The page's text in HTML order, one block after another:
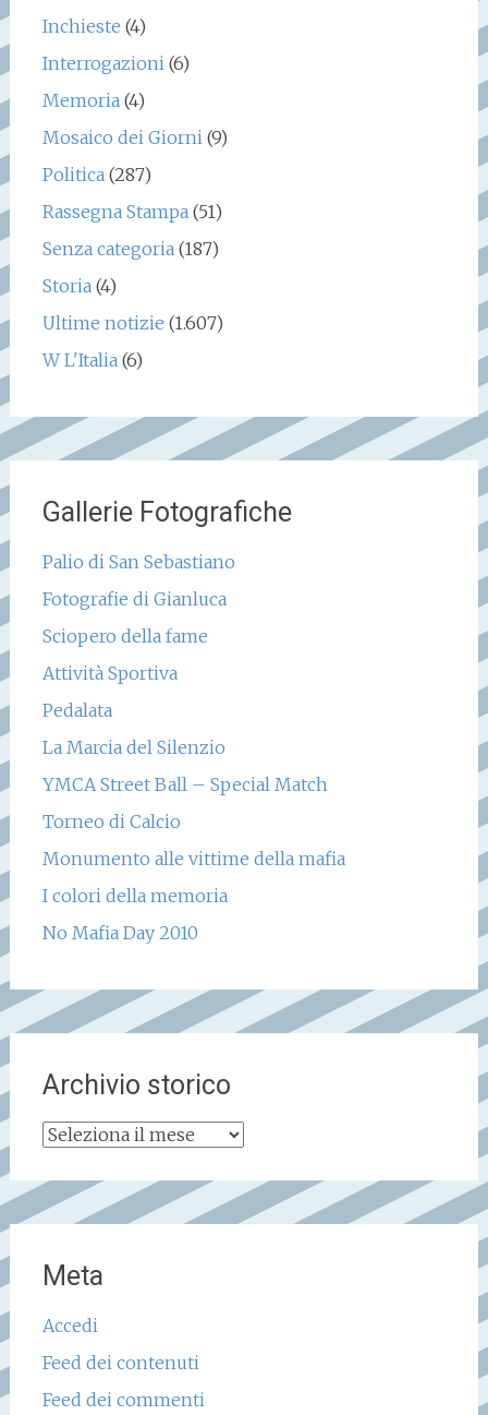
Inchieste (4)
Interrogazioni(6)
Memoria(4)
Mosaico dei Giorni(9)
Politica(287)
Rassegna Stampa(51)
Senza categoria(187)
Storia(4)
Ultime notizie (1.607)
W L'Italia(6)
Gallerie Fotografiche
Palio di San Sebastiano
Fotografie di Gianluca
Sciopero della fame
Attività Sportiva
Pedalata
La Marcia del Silenzio
YMCA Street Ball – Special Match
Torneo di Calcio
Monumento alle vittime della mafia
I colori della memoria
No Mafia Day 2010
Archivio storico
Archivio
Meta
Accedi
Feed dei contenuti
Feed dei commenti